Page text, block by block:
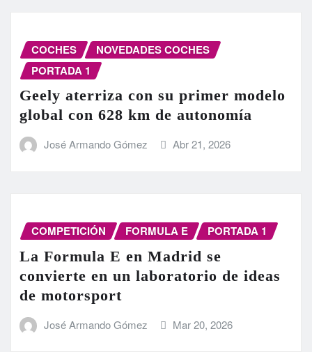
COCHES
NOVEDADES COCHES
PORTADA 1
Geely aterriza con su primer modelo
global con 628 km de autonomía
José Armando Gómez Abr 21, 2026
COMPETICIÓN FORMULA E PORTADA 1
La Formula E en Madrid se
convierte en un laboratorio de ideas
de motorsport
José Armando Gómez Mar 20, 2026